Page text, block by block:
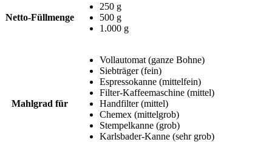
Netto-Füllmenge
250 g
500 g
1.000 g
Mahlgrad für
Vollautomat (ganze Bohne)
Siebträger (fein)
Espressokanne (mittelfein)
Filter-Kaffeemaschine (mittel)
Handfilter (mittel)
Chemex (mittelgrob)
Stempelkanne (grob)
Karlsbader-Kanne (sehr grob)